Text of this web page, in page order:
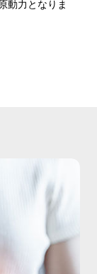
動力となりま